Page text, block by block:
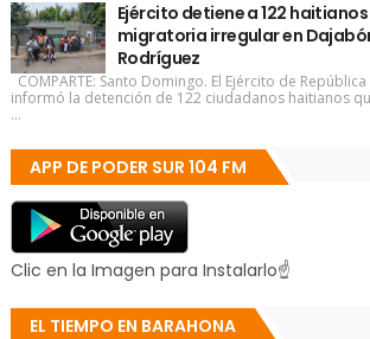
Ejército detiene a 122
migratoria irregular en
Rodríguez
COMPARTE: Santo Domingo. El Ejército de
informó la detención de 122 ciudadanos haitianos
...
APP DE PODER SUR 104 FM
Clic en la Imagen para Instalarlo☝
EL TIEMPO EN BARAHONA